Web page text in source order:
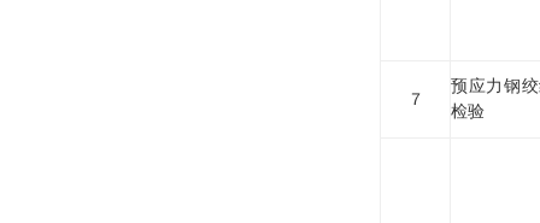
７
预应力钢
检验